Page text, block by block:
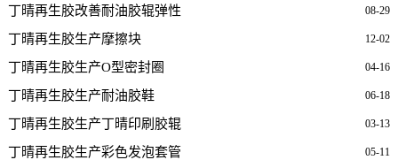
08-29
丁晴再生胶改善耐油胶辊弹性
12-02
丁晴再生胶生产摩擦块
04-16
丁晴再生胶生产O型密封圈
06-18
丁晴再生胶生产耐油胶鞋
03-13
丁晴再生胶生产丁晴印刷胶辊
05-11
丁晴再生胶生产彩色发泡套管